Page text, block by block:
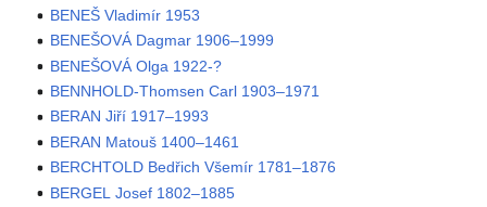
BENEŠ Vladimír 1953
BENEŠOVÁ Dagmar 1906–1999
BENEŠOVÁ Olga 1922-?
BENNHOLD-Thomsen Carl 1903–1971
BERAN Jiří 1917–1993
BERAN Matouš 1400–1461
BERCHTOLD Bedřich Všemír 1781–1876
BERGEL Josef 1802–1885